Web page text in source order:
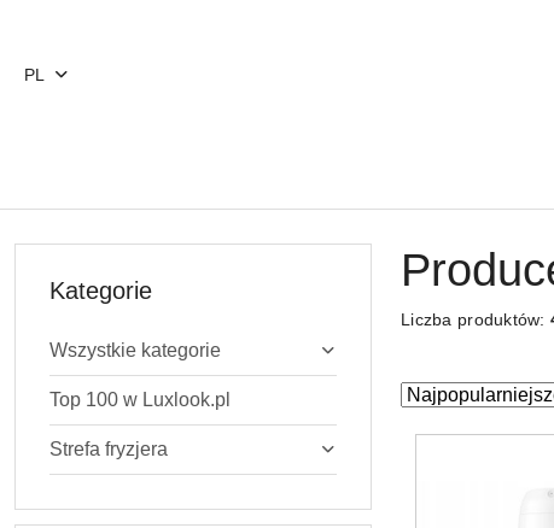
PL
Kategorie
Wszystkie kategorie
Top 100 w Luxlook.pl
Strefa fryzjera
Liczba produktów:
Zastosowano
Sortuj